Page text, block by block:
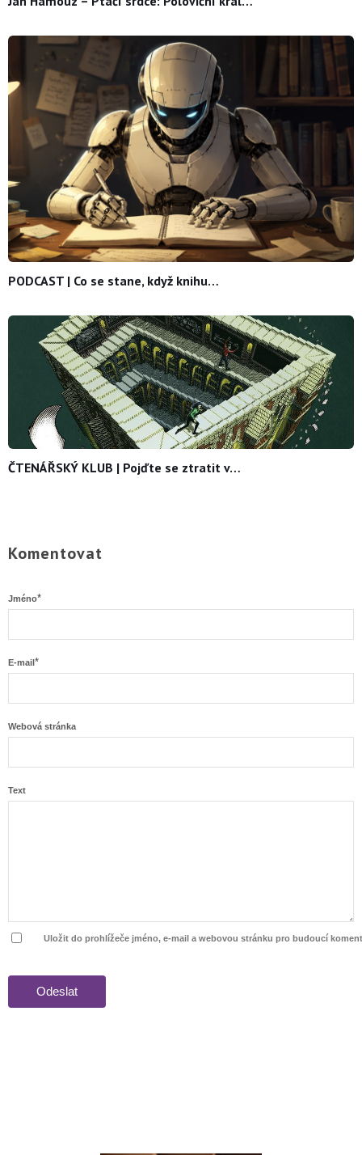
PODCAST | Co se stane, když knihu…
ČTENÁŘSKÝ KLUB | Pojďte se ztratit v…
Komentovat
Jméno*
E-mail*
Webová stránka
Uložit do prohlížeče jméno, e-mail a webovou stránku pro budoucí
Text